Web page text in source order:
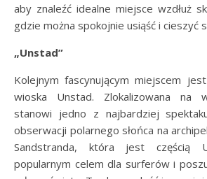
aby znaleźć idealne miejsce wzdłuż
gdzie można spokojnie usiąść i cieszyć
„Unstad”
Kolejnym fascynującym miejscem
wioska Unstad. Zlokalizowana na
stanowi jedno z najbardziej
obserwacji polarnego słońca na
Sandstranda, która jest częścią
popularnym celem dla surferów i